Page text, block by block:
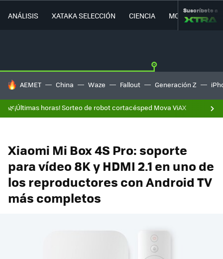
ANÁLISIS XATAKA SELECCIÓN CIENCIA MOVILIDAD
Suscríbete a
HOY SE HABLA DE
AEMET China Waze Fallout Generación Z
🌿¡Últimas horas! Sorteo de robot cortacésped Mova ViAX
Xiaomi Mi Box 4S Pro: soporte
para vídeo 8K y HDMI 2.1 en uno de
los reproductores con Android TV
más completos